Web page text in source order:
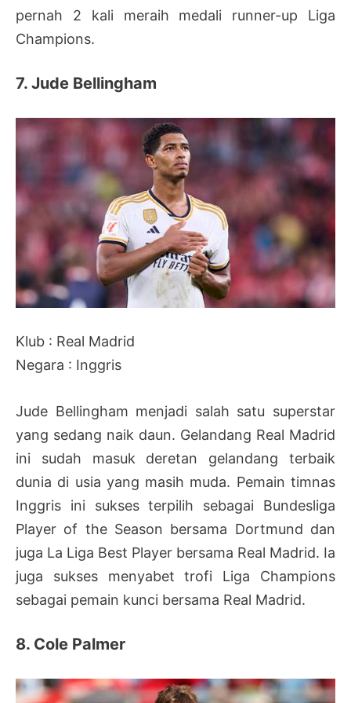
pernah 2 kali meraih medali runner-up Liga
Champions.
7. Jude Bellingham
Klub : Real Madrid
Negara : Inggris
Jude Bellingham menjadi salah satu superstar
yang sedang naik daun. Gelandang Real Madrid
ini sudah masuk deretan gelandang terbaik
dunia di usia yang masih muda. Pemain timnas
Inggris ini sukses terpilih sebagai Bundesliga
Player of the Season bersama Dortmund dan
juga La Liga Best Player bersama Real Madrid. Ia
juga sukses menyabet trofi Liga Champions
sebagai pemain kunci bersama Real Madrid.
8. Cole Palmer